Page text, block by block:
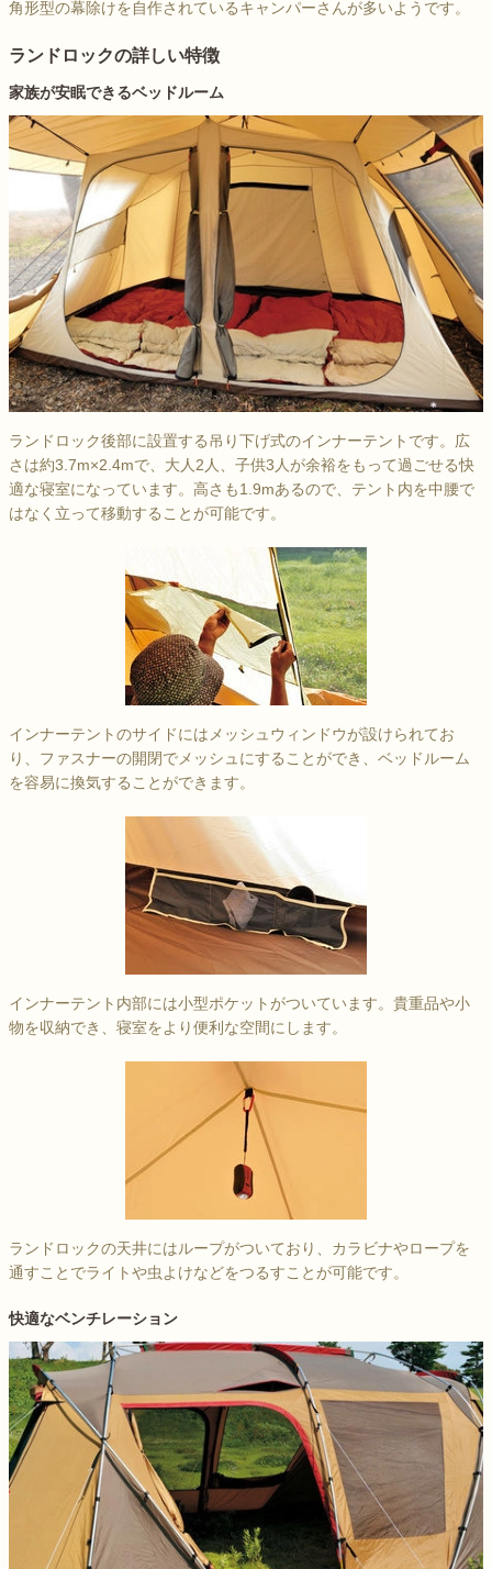
角形型の幕除けを自作されているキャンパーさんが多いようです。
ランドロックの詳しい特徴
家族が安眠できるベッドルーム
ランドロック後部に設置する吊り下げ式のインナーテントです。広
さは約3.7m×2.4mで、大人2人、子供3人が余裕をもって過ごせる快
適な寝室になっています。高さも1.9mあるので、テント内を中腰で
はなく立って移動することが可能です。
インナーテントのサイドにはメッシュウィンドウが設けられてお
り、ファスナーの開閉でメッシュにすることができ、ベッドルーム
を容易に換気することができます。
インナーテント内部には小型ポケットがついています。貴重品や小
物を収納でき、寝室をより便利な空間にします。
ランドロックの天井にはループがついており、カラビナやロープを
通すことでライトや虫よけなどをつるすことが可能です。
快適なベンチレーション